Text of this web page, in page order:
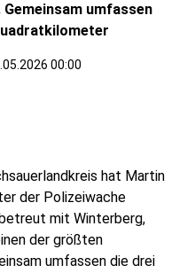
Gemeinsam umfassen
00:00
hat Martin
der Polizeiwache
mit Winterberg,
der größten
umfassen die drei